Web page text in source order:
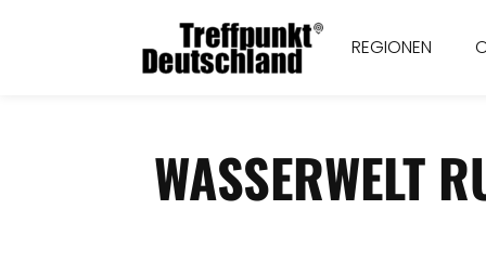
REGIONEN
WASSERWELT